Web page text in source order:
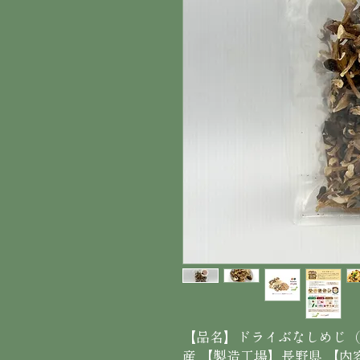
【品名】ドライぶなしめじ
産 【製造工場】長野県 【